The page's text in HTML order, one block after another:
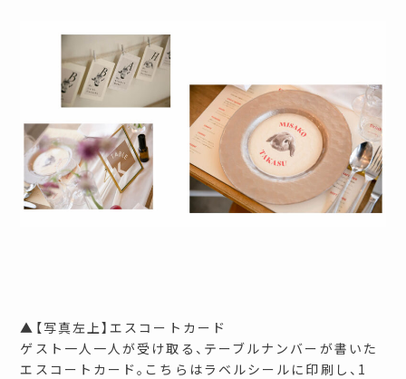
▲【写真左上】エスコートカード
ゲスト一人一人が受け取る、テーブルナンバーが書いた
エスコートカード。こちらはラベルシールに印刷し、1